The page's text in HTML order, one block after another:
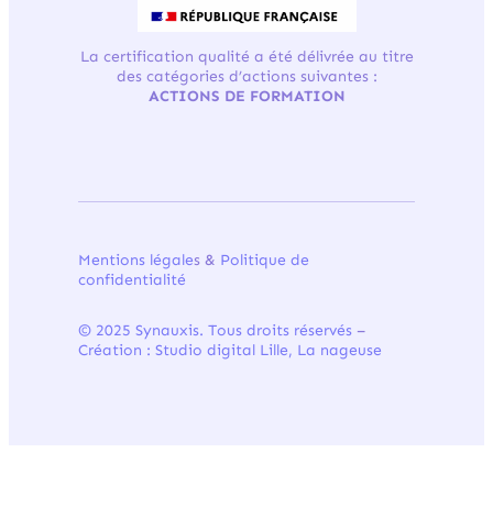
La certification qualité a été délivrée au titre
des catégories d’actions suivantes :
ACTIONS DE FORMATION
Mentions légales & Politique de
confidentialité
© 2025 Synauxis. Tous droits réservés –
Création : Studio digital Lille, La nageuse